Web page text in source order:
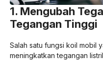
1. Mengubah
Tegangan Tinggi
Salah satu fungsi koil mobil
meningkatkan tegangan